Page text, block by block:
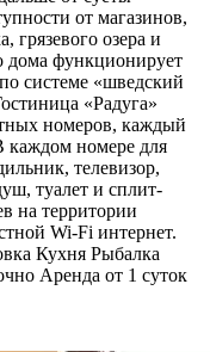
от магазинов,
грязевого озера и
дома функционирует
системе «шведский
«Радуга»
номеров, каждый
каждом номере для
телевизор,
туалет и сплит-
на территории
Wi-Fi интернет.
Кухня Рыбалка
Аренда от 1 суток